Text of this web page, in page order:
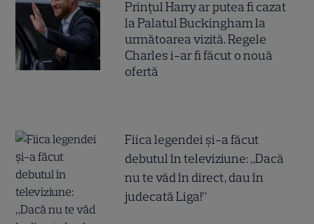
Prințul Harry ar putea fi cazat
la Palatul Buckingham la
următoarea vizită. Regele
Charles i-ar fi făcut o nouă
ofertă
Fiica legendei și-a făcut
debutul în televiziune: „Dacă
nu te văd în direct, dau în
judecată Liga!”